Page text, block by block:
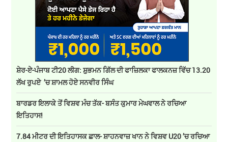
ਸ਼ੇਰ-ਏ-ਪੰਜਾਬ ਟੀ20 ਲੀਗ: ਸ਼ੁਭਮਨ ਗਿੱਲ ਦੀ ਫਾਜ਼ਿਲਕਾ ਫਾਲਕਨਜ਼ ਵਿੱਚ 13.20
ਲੱਖ ਰੁਪਏ ’ਚ ਸ਼ਾਮਲ ਹੋਏ ਸਨਵੀਰ ਸਿੰਘ
ਬਾਰਡਰ ਇਲਾਕੇ ਤੋਂ ਵਿਸ਼ਵ ਮੰਚ ਤੱਕ- ਬਸੰਤ ਕੁਮਾਰ ਮੇਘਵਾਲ ਨੇ ਰਚਿਆ
ਇਤਿਹਾਸ!
7.84 ਮੀਟਰ ਦੀ ਇਤਿਹਾਸਕ ਛਾਲ- ਸ਼ਾਹਨਵਾਜ਼ ਖਾਨ ਨੇ ਵਿਸ਼ਵ U20 ’ਚ ਰਚਿਆ